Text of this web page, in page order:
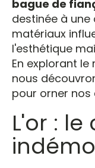
bague de
destinée à une
matériaux
l'esthétique
En explorant
nous
pour orner nos
L'or :